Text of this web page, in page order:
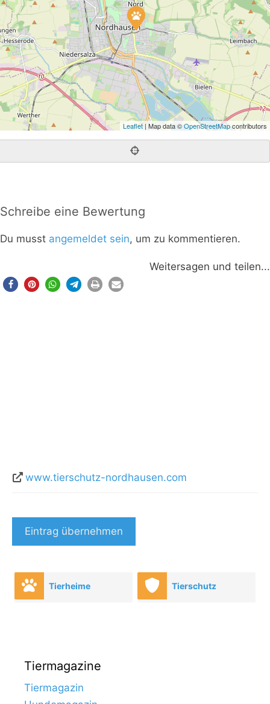
Leaflet| Map data ©OpenStreetMapcontributors
Schreibe eine Bewertung
Du musst angemeldet sein, um zu kommentieren.
Weitersagen und teilen...
www.tierschutz-nordhausen.com
Eintrag übernehmen
Tierheime Tierschutz
Tiermagazine
Tiermagazin